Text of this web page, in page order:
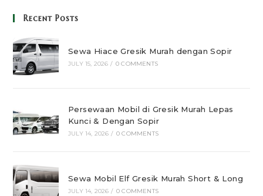
Recent Posts
Sewa Hiace Gresik Murah dengan Sopir
JULY 15, 2026 / 0 COMMENTS
Persewaan Mobil di Gresik Murah Lepas
Kunci & Dengan Sopir
JULY 14, 2026 / 0 COMMENTS
Sewa Mobil Elf Gresik Murah Short & Long
JULY 14, 2026 / 0 COMMENTS